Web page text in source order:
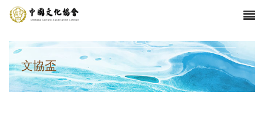
文協盃